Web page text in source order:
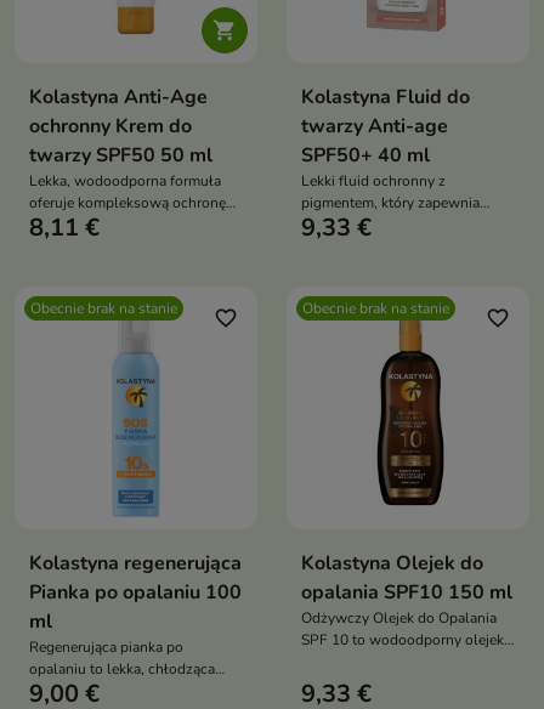

Kolastyna Anti-Age
ochronny Krem do
twarzy SPF50 50 ml
Lekka, wodoodporna formuła
oferuje kompleksową ochronę
przed promieniowaniem UVA,
8,11 €
Kolastyna Fluid do
twarzy Anti-age
SPF50+ 40 ml
Lekki fluid ochronny z
pigmentem, który zapewnia
bardzo wysoką ochronę
przebarwieniami
9,33 €
Obecnie brak na stanie favorite_border
Kolastyna regenerująca
Pianka po opalaniu 100
ml
Regenerująca pianka po
opalaniu to lekka, chłodząca
formuła, która pomaga ukoić
9,00 €
Obecnie brak na stanie favorite_border
Kolastyna Olejek do
opalania SPF10 150 ml
Odżywczy Olejek do Opalania
SPF 10 to wodoodporny olejek
zapewnia ochronę przed
9,33 €